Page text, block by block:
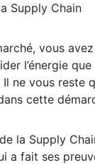
Supply Chain
vous
l’énergie que
ne vous reste
cette
la Supply
a fait ses